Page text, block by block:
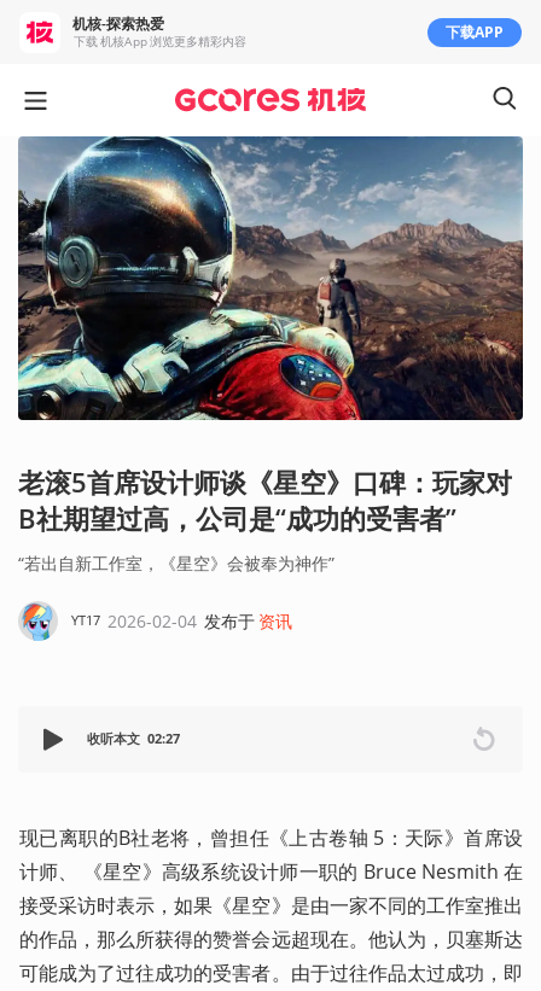
老滚5首席设计师谈《星空》口碑：玩家对
B社期望过高，公司是“成功的受害者”
“若出自新工作室，《星空》会被奉为神作”
YT17 2026-02-04 发布于 资讯
收听本文 02:27
现已离职的B社老将，曾担任《上古卷轴 5：天际》首席设
计师、 《星空》高级系统设计师一职的 Bruce Nesmith 在
接受采访时表示，如果《星空》是由一家不同的工作室推出
的作品，那么所获得的赞誉会远超现在。他认为，贝塞斯达
可能成为了过往成功的受害者。由于过往作品太过成功，即
机核-探索热爱
下载 机核App 浏览更多精彩内容 下载APP